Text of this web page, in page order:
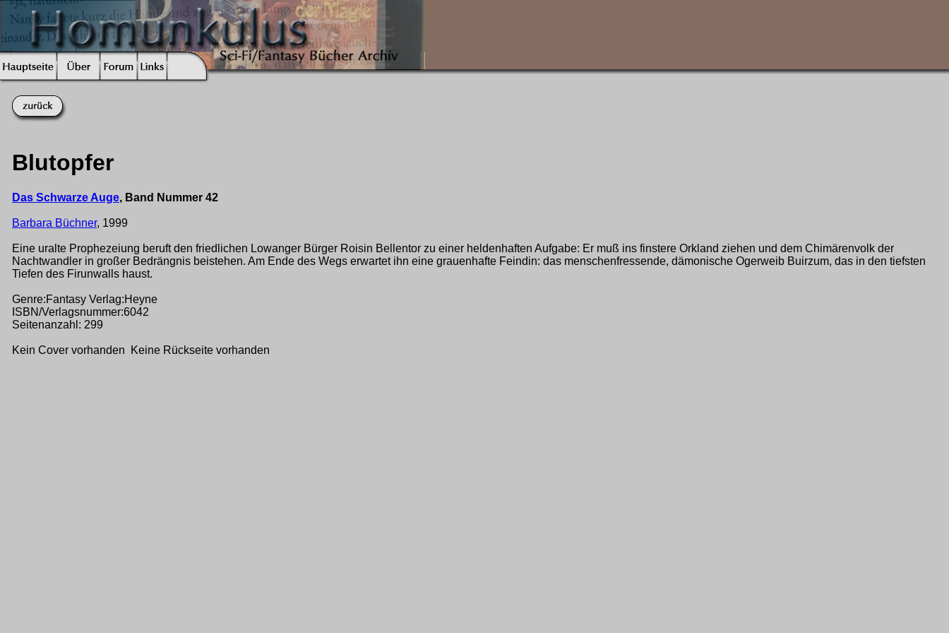
Blutopfer
Das Schwarze Auge, Band Nummer 42
Barbara Büchner, 1999
Eine uralte Prophezeiung beruft den friedlichen Lowanger Bürger Roisin Bellentor zu einer heldenhaften Aufgabe: Er muß ins finstere Orkland ziehen und dem Chimärenvolk der
Nachtwandler in großer Bedrängnis beistehen. Am Ende des Wegs erwartet ihn eine grauenhafte Feindin: das menschenfressende, dämonische Ogerweib Buirzum, das in den tiefsten
Tiefen des Firunwalls haust.
Genre:Fantasy Verlag:Heyne
ISBN/Verlagsnummer:6042
Seitenanzahl: 299
Kein Cover vorhanden Keine Rückseite vorhanden